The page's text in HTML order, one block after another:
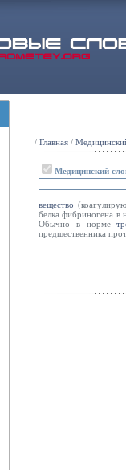
/ Главная /
Медицинский
вещество
белка фибриногена в
Обычно в норме
предшественника